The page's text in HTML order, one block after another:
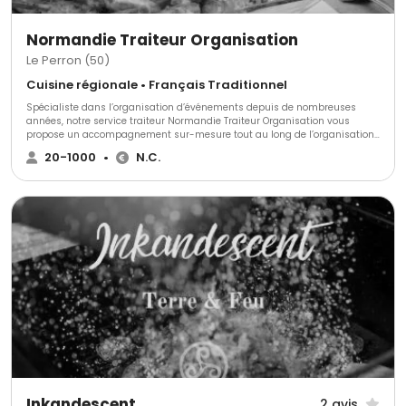
Normandie Traiteur Organisation
Le Perron (50)
Cuisine régionale • Français Traditionnel
Spécialiste dans l’organisation d’événements depuis de nombreuses
années, notre service traiteur Normandie Traiteur Organisation vous
propose un accompagnement sur-mesure tout au long de l’organisation
de vos événements, privés et/ou professionnels. Différents services et
formules, vous seront proposées.
20-1000 • N.C.